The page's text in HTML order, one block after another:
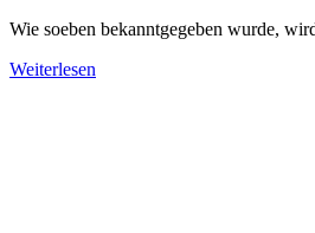
Wie soeben bekanntgegeben wurde,
Weiterlesen